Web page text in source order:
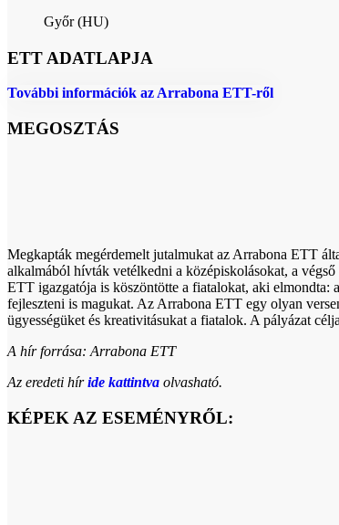
Győr (HU)
ETT ADATLAPJA
További információk az Arrabona ETT-ről
MEGOSZTÁS
Megkapták megérdemelt jutalmukat az Arrabona ETT
alkalmából hívták vetélkedni a középiskolásokat, a
ETT igazgatója is köszöntötte a fiatalokat, aki elmondta:
fejleszteni is magukat. Az Arrabona ETT egy olyan
ügyességüket és kreativitásukat a fiatalok. A pályázat
A hír forrása: Arrabona ETT
Az eredeti híride kattintva olvasható.
KÉPEK AZ ESEMÉNYRŐL: